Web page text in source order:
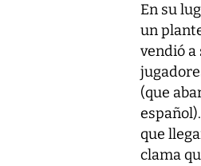
En su
un
vendió a
(que
que
clama